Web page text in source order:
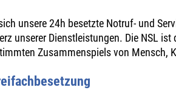
unsere 24h besetzte Notruf- und
unserer Dienstleistungen. Die NSL
Zusammenspiels von Mensch,